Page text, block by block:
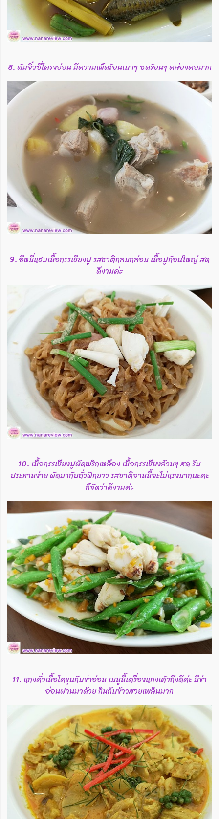
8. ต้มจิ๋วซี่โครงอ่อน มีความเผ็ดร้อนเบาๆ ซดร้อนๆ คล่องคอมาก
9. อีหมี่แฮมเนื้อกรรเชียงปู รสชาติกลมกล่อม เนื้อปูก้อนใหญ่ สด
ดีงามค่ะ
10. เนื้อกรรเชียงปูผัดพริกเหลือง เนื้อกรรเชียงล้วนๆ สด รับ
ประทานง่าย ผัดมากับถั่วฝักยาว รสชาติจานนี้จะไม่แรงมากนะคะ
ก็จัดว่าดีงามค่ะ
11. แกงคั่วเนื้อโคขุนกับข่าอ่อน เมนูนี้เครื่องแกงเค้าถึงดีค่ะ มีข่า
อ่อนฝานมาด้วย กินกับข้าวสวยเพลินมาก